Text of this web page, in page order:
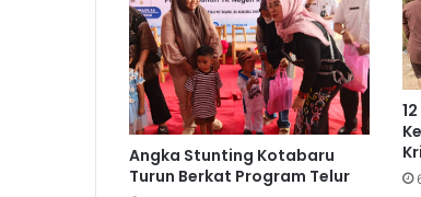
Angka Stunting Kotabaru
Turun Berkat Program Telur